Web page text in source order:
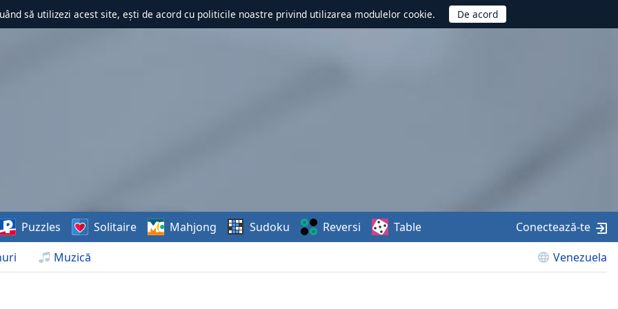
să utilizezi acest site, ești de acord cu politicile noastre privind utilizarea modulelor cookie.
Muzică Venezuela
Puzzles Solitaire Mahjong Sudoku Reversi Table Conectează-te